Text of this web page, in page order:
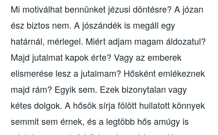
Mi motiválhat bennünket jézusi döntésre? A józan
ész biztos nem. A jószándék is megáll egy
határnál, mérlegel. Miért adjam magam áldozatul?
Majd jutalmat kapok érte? Vagy az emberek
elismerése lesz a jutalmam? Hősként emlékeznek
majd rám? Egyik sem. Ezek bizonytalan vagy
kétes dolgok. A hősök sírja fölött hullatott könnyek
semmit sem érnek, és a legtöbb hős amúgy is